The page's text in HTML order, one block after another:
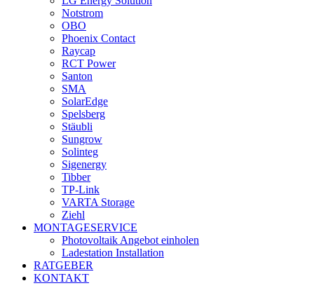
Notstrom
OBO
Phoenix Contact
Raycap
RCT Power
Santon
SMA
SolarEdge
Spelsberg
Stäubli
Sungrow
Solinteg
Sigenergy
Tibber
TP-Link
VARTA Storage
Ziehl
MONTAGESERVICE
Photovoltaik Angebot einholen
Ladestation Installation
RATGEBER
KONTAKT